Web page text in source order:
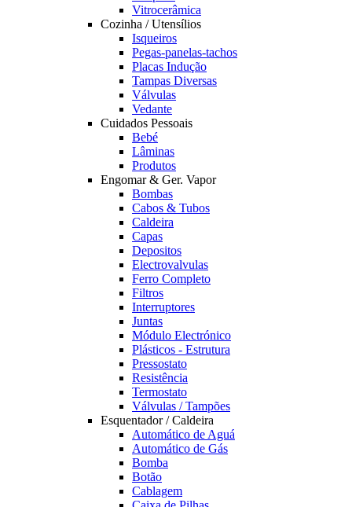
Vitrocerâmica
Cozinha / Utensílios
Isqueiros
Pegas-panelas-tachos
Placas Indução
Tampas Diversas
Válvulas
Vedante
Cuidados Pessoais
Bebé
Lâminas
Produtos
Engomar & Ger. Vapor
Bombas
Cabos & Tubos
Caldeira
Capas
Depositos
Electrovalvulas
Ferro Completo
Filtros
Interruptores
Juntas
Módulo Electrónico
Plásticos - Estrutura
Pressostato
Resistência
Termostato
Válvulas / Tampões
Esquentador / Caldeira
Automático de Aguá
Automático de Gás
Bomba
Botão
Cablagem